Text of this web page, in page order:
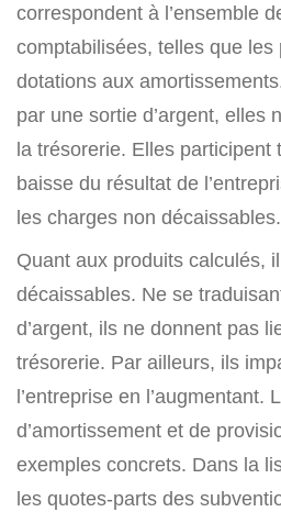
correspondent à l’ensemble
comptabilisées, telles que les
dotations aux
par une sortie d’argent, elles
la trésorerie. Elles participent
baisse du résultat de
les charges non décaissables.
Quant aux produits calculés,
décaissables. Ne se
d’argent, ils ne donnent pas
trésorerie. Par ailleurs, ils
l’entreprise en l’augmentant.
d’amortissement et de
exemples concrets. Dans la
les quotes-parts des